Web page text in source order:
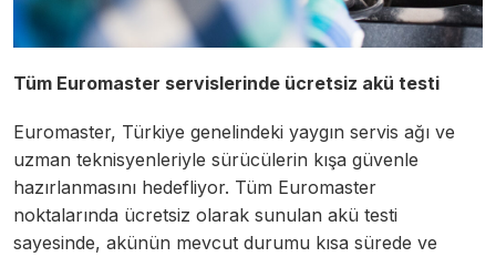
Tüm Euromaster servislerinde ücretsiz akü testi
Euromaster, Türkiye genelindeki yaygın servis ağı ve
uzman teknisyenleriyle sürücülerin kışa güvenle
hazırlanmasını hedefliyor. Tüm Euromaster
noktalarında ücretsiz olarak sunulan akü testi
sayesinde, akünün mevcut durumu kısa sürede ve